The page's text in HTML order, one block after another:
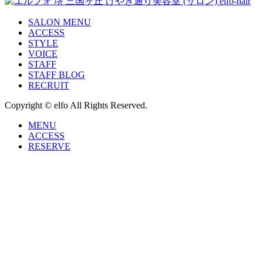
SALON MENU
ACCESS
STYLE
VOICE
STAFF
STAFF BLOG
RECRUIT
Copyright © elfo All Rights Reserved.
MENU
ACCESS
RESERVE